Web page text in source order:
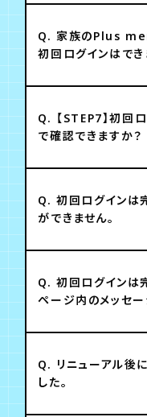
Q. 家族のPlus
初回ログインはでき
Q. 【STEP7】初回
で確認できますか？
Q. 初回ログインは
ができません。
Q. 初回ログインは
ページ内のメッセー
Q. リニューアル後
した。